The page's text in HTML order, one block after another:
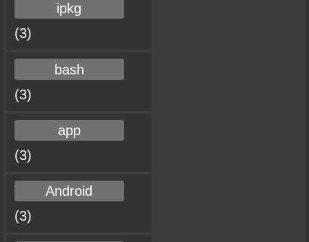
ipkg
(3)
bash
(3)
app
(3)
Android
(3)